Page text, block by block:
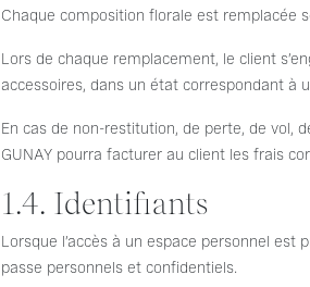
Chaque composition florale est remplacée
Lors de chaque remplacement, le client
accessoires, dans un état correspondant à
En cas de non-restitution, de perte, de vol,
GUNAY pourra facturer au client les frais
1.4. Identifiants
Lorsque l’accès à un espace personnel
passe personnels et confidentiels.